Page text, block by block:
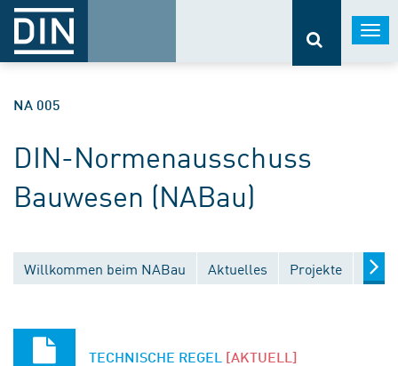
NA 005
DIN-Normenausschuss
Bauwesen (NABau)
Willkommen beim NABau Aktuelles Projekte
TECHNISCHE REGEL [AKTUELL]